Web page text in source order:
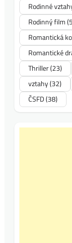
Rodinné
Rodinný film
Romantická
Romantické
Thriller(23)
vztahy(32)
ČSFD(38)